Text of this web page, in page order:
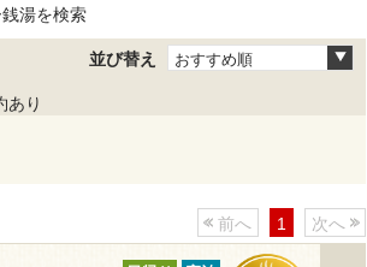
湯を検索
並び替え おすすめ順
あり
前へ 1 次へ